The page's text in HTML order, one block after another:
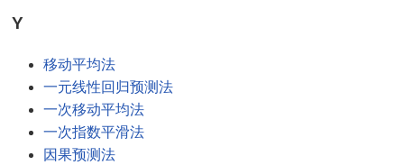
Y
移动平均法
一元线性回归预测法
一次移动平均法
一次指数平滑法
因果预测法